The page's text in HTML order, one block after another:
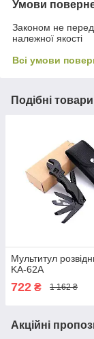
Умови
Законом не
належної якості
Всі умови
Подібні
Мультитул
KA-62A
722 ₴ 1 162 ₴
Акційні